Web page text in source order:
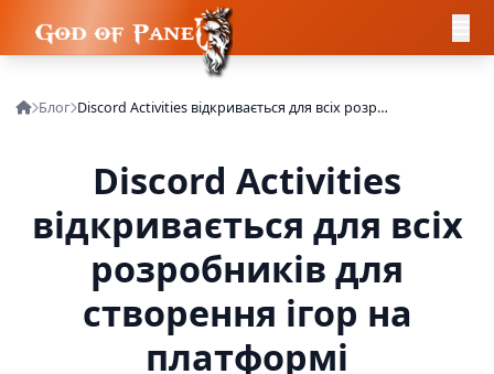
Блог Discord Activities відкривається для всіх розробників для створення ігор на платформі
Discord Activities
відкривається для всіх
розробників для
створення ігор на
платформі